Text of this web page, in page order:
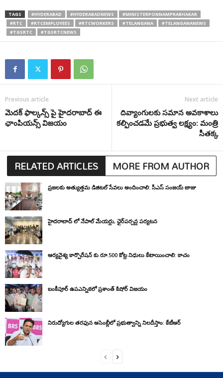
TAGS #HYDERABAD #HYDERABADNEWS
#MINISTERPONNAMPRABHAKAR
#RTC
#RTCEMPLOYEES #RTCWORKERS #TELANGANA
#TELANGANANEWS
#TGSRTC
#TGSRTCNEWS
Previous article
మెదక్ ఫాల్కన్స్ పై హైదరాబాద్ ఈ
ఛాంపియన్స్ విజయం
Next article
దివ్యాంగులకు సమాన అవకాశాలు
కల్పించడమే ప్రభుత్వ లక్ష్యం: మంత్రి
సీతక్క
RELATED ARTICLES MORE FROM AUTHOR
ప్రజలకు అత్యుత్తమ డిజిటల్ సేవలు అందించాలి: సీఎస్ సంజయ్ జాజు
హైదరాబాద్ లో నేపాల్ మేయర్లు, ఛైర్‌పర్సన్ల పర్యటన
ఆర్యవైశ్య కార్పొరేషన్ కు రూ.500 కోట్ల నిధులు కేటాయించాలి: కాచం
బంకీపూర్ ఉపఎన్నికలో ప్రశాంత్ కిషోర్ విజయం
నిరుద్యోగుల తరఫున అసెంబ్లీలో ప్రభుత్వాన్ని నిలదీస్తాం: కేటీఆర్